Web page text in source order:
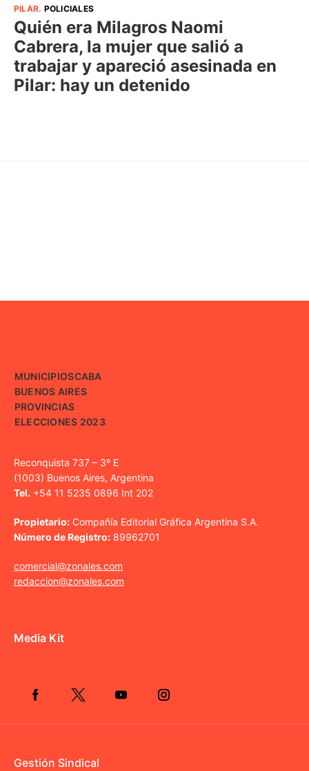
PILAR. POLICIALES
Quién era Milagros Naomi
Cabrera, la mujer que salió a
trabajar y apareció asesinada en
Pilar: hay un detenido
MUNICIPIOSCABA
BUENOS AIRES
PROVINCIAS
ELECCIONES 2023
Reconquista 737 – 3º E
(1003) Buenos Aires, Argentina
Tel. +54 11 5235 0896 Int 202
Propietario: Compañía Editorial Gráfica Argentina S.A.
Número de Registro: 89962701
comercial@zonales.com
redaccion@zonales.com
Media Kit
Gestión Sindical